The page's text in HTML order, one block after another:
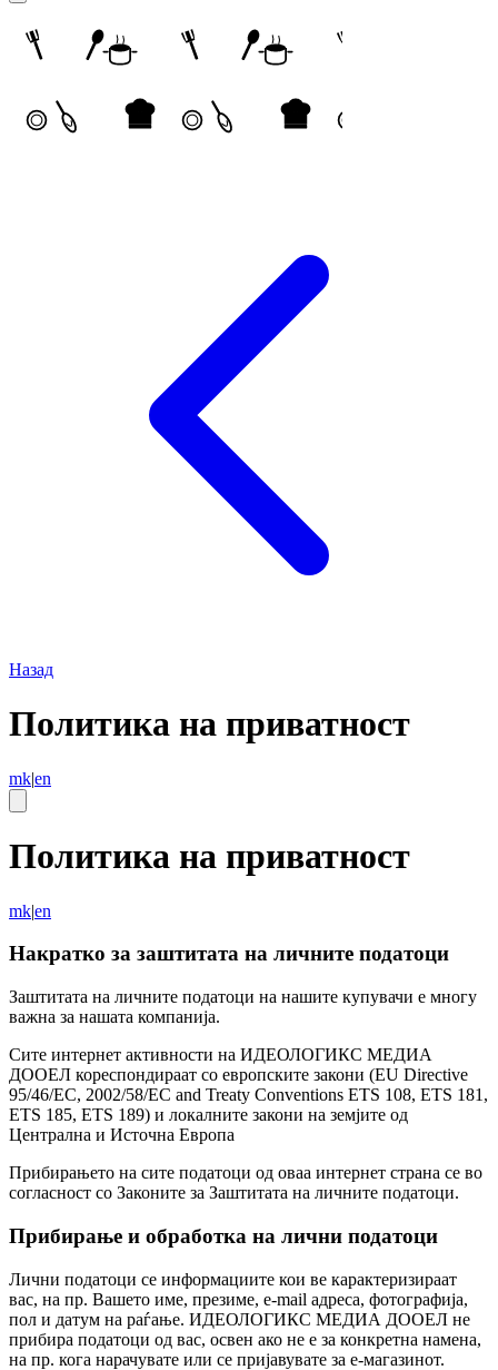
Назад
Политика на приватност
mk|en
Политика на приватност
mk|en
Накратко за заштитата на личните податоци
Заштитата на личните податоци на нашите купувачи е многу
важна за нашата компанија.
Сите интернет активности на ИДЕОЛОГИКС МЕДИА
ДООЕЛ кореспондираат со европските закони (EU Directive
95/46/EC, 2002/58/EC and Treaty Conventions ETS 108, ETS 181,
ETS 185, ETS 189) и локалните закони на земјите од
Централна и Источна Европа
Прибирањето на сите податоци од оваа интернет страна се во
согласност со Законите за Заштитата на личните податоци.
Прибирање и обработка на лични податоци
Лични податоци се информациите кои ве карактеризираат
вас, на пр. Вашето име, презиме, e-mail адреса, фотографија,
пол и датум на раѓање. ИДЕОЛОГИКС МЕДИА ДООЕЛ не
прибира податоци од вас, освен ако не е за конкретна намена,
на пр. кога нарачувате или се пријавувате за е-магазинот.